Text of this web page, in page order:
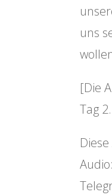
uns
[Die
Tag
Audio: